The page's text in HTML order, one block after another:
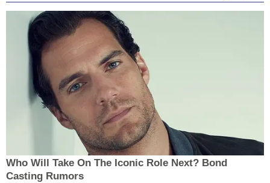
Who Will Take On The Iconic Role Next? Bond
Casting Rumors